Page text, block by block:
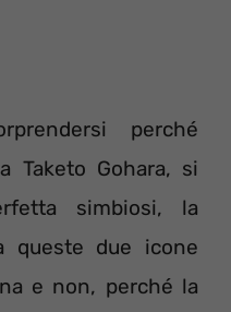
perché
Taketo Gohara, si
simbiosi, la
queste due icone
e non, perché la